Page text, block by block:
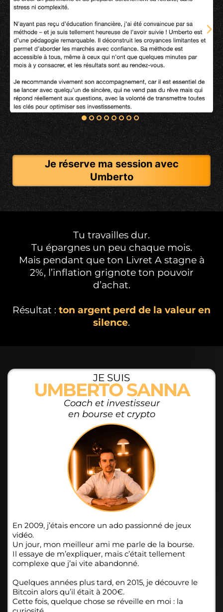
Je réserve ma session avec
Umberto
Tu travailles dur.
Tu épargnes un peu chaque mois.
Mais pendant que ton Livret A stagne à
2%, l’inflation grignote ton pouvoir
d’achat.
Résultat : ton argent perd de la valeur en
silence.
JE SUIS
UMBERTO SANNA
Coach et investisseur
en bourse et crypto
En 2009, j’étais encore un ado passionné de jeux
vidéo.
Un jour, mon meilleur ami me parle de la bourse.
Il essaye de m’expliquer, mais c’était tellement
complexe que j’ai vite abandonné.
Quelques années plus tard, en 2015, je découvre le
Bitcoin alors qu’il était à 200€.
Cette fois, quelque chose se réveille en moi : la